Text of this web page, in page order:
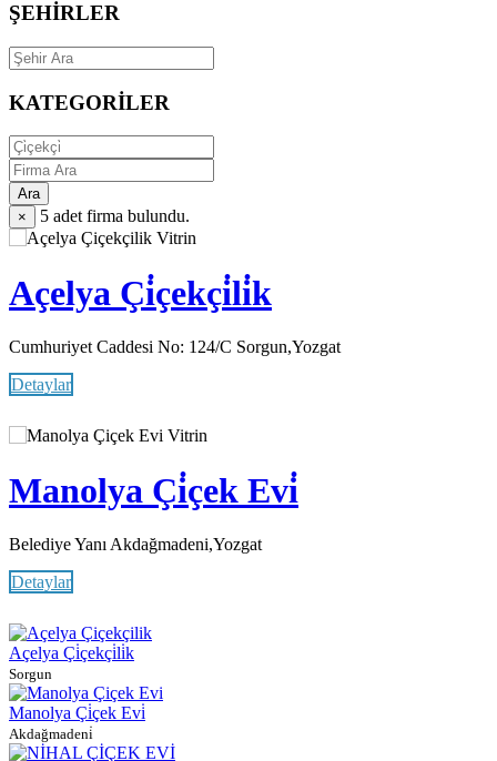
ŞEHİRLER
KATEGORİLER
Ara
×
5 adet firma bulundu.
Vitrin
Açelya Çi̇çekçi̇li̇k
Cumhuriyet Caddesi No: 124/C Sorgun,Yozgat
Detaylar
Vitrin
Manolya Çi̇çek Evi̇
Belediye Yanı Akdağmadeni,Yozgat
Detaylar
Açelya Çi̇çekçi̇li̇k
Sorgun
Manolya Çi̇çek Evi̇
Akdağmadeni̇